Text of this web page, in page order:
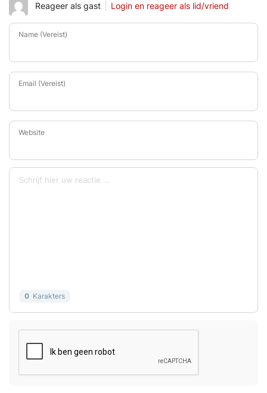
Reageer als gast Login en reageer als lid/vriend
Name (Vereist)
Email (Vereist)
Website
0 Karakters